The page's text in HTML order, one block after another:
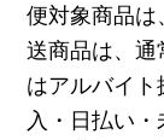
便対象商品
送商品は、
はアルバイ
入・日払い